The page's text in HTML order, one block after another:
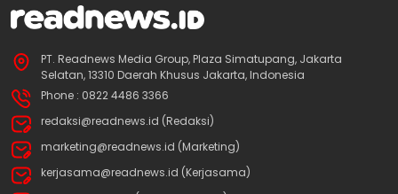
PT. Readnews Media Group, Plaza Simatupang, Jakarta
Selatan, 13310 Daerah Khusus Jakarta, Indonesia
Phone : 0822 4486 3366
redaksi@readnews.id (Redaksi)
marketing@readnews.id (Marketing)
kerjasama@readnews.id (Kerjasama)